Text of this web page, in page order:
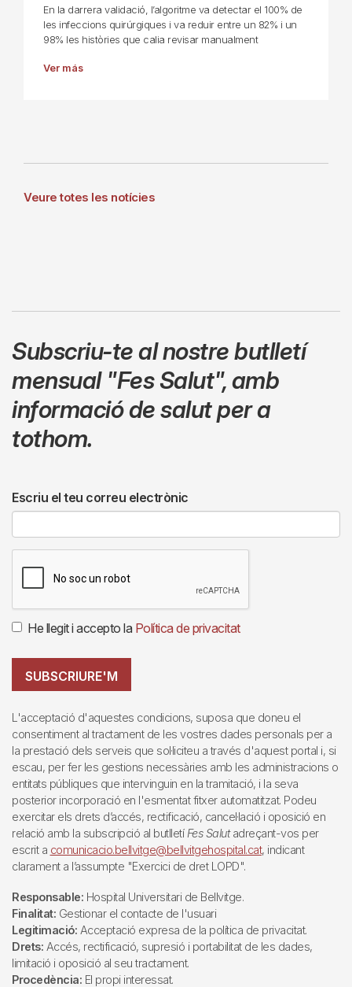
En la darrera validació, l’algoritme va detectar el 100% de
les infeccions quirúrgiques i va reduir entre un 82% i un
98% les històries que calia revisar manualment
Ver más
Veure totes les notícies
Subscriu-te al nostre butlletí
mensual "Fes Salut",amb
informació de salut per a
tothom.
Escriu el teu correu electrònic
He llegit i accepto la Política de privacitat
SUBSCRIURE'M
L'acceptació d'aquestes condicions, suposa que doneu el
consentiment al tractament de les vostres dades personals per a
la prestació dels serveis que sol·liciteu a través d'aquest portal i, si
escau, per fer les gestions necessàries amb les administracions o
entitats públiques que intervinguin en la tramitació, i la seva
posterior incorporació en l'esmentat fitxer automatitzat. Podeu
exercitar els drets d’accés, rectificació, cancel·lació i oposició en
relació amb la subscripció al butlletí Fes Salutadreçant-vos per
escrit a comunicacio.bellvitge@bellvitgehospital.cat, indicant
clarament a l’assumpte "Exercici de dret LOPD".
Responsable: Hospital Universitari de Bellvitge.
Finalitat: Gestionar el contacte de l'usuari
Legitimació: Acceptació expresa de la política de privacitat.
Drets: Accés, rectificació, supresió i portabilitat de les dades,
limitació i oposició al seu tractament.
Procedència: El propi interessat.